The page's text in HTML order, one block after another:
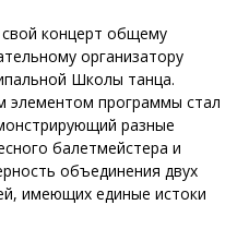
концерт общему
организатору
Школы танца.
элементом программы стал
разные
балетмейстера и
объединения двух
имеющих единые истоки